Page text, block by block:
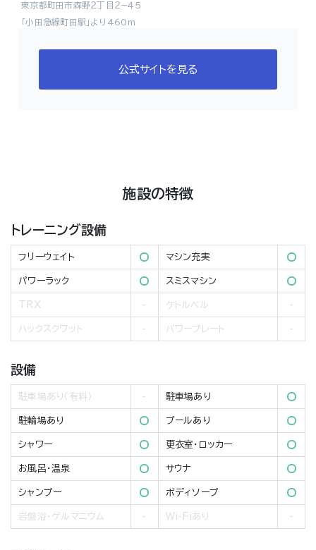
東京都町田市森野２丁目２−４５
「小田急線町田駅」より460m
公式サイトを見る
施設の特徴
トレーニング設備
フリーウェイト マシン充実
パワーラック スミスマシン
TRX ケトルベル
ハックスクワット パワープレート
設備
駐車場あり（有料） 駐車場あり
駐輪場あり プールあり
シャワー 更衣室・ロッカー
お風呂・温泉 サウナ
シャンプー ボディソープ
岩盤浴・ゲルマニウム Wi-Fiあり